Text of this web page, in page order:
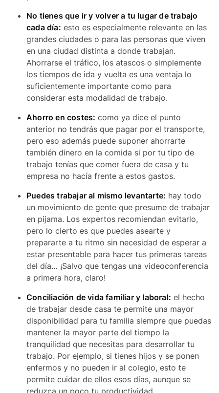
No tienes que ir y volver a tu lugar de trabajo
cada día: esto es especialmente relevante en las
grandes ciudades o para las personas que viven
en una ciudad distinta a donde trabajan.
Ahorrarse el tráfico, los atascos o simplemente
los tiempos de ida y vuelta es una ventaja lo
suficientemente importante como para
considerar esta modalidad de trabajo.
Ahorro en costes: como ya dice el punto
anterior no tendrás que pagar por el transporte,
pero eso además puede suponer ahorrarte
también dinero en la comida si por tu tipo de
trabajo tenías que comer fuera de casa y tu
empresa no hacía frente a estos gastos.
Puedes trabajar al mismo levantarte: hay todo
un movimiento de gente que presume de trabajar
en pijama. Los expertos recomiendan evitarlo,
pero lo cierto es que puedes asearte y
prepararte a tu ritmo sin necesidad de esperar a
estar presentable para hacer tus primeras tareas
del día… ¡Salvo que tengas una videoconferencia
a primera hora, claro!
Conciliación de vida familiar y laboral: el hecho
de trabajar desde casa te permite una mayor
disponibilidad para tu familia siempre que puedas
mantener la mayor parte del tiempo la
tranquilidad que necesitas para desarrollar tu
trabajo. Por ejemplo, si tienes hijos y se ponen
enfermos y no pueden ir al colegio, esto te
permite cuidar de ellos esos días, aunque se
reduzca un poco tu productividad.